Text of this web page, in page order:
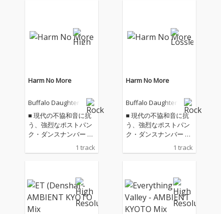
Harm No More
Buffalo Daughter
■ 現代の不協和音に抗
う、強烈なポストパン
ク・ダンスナンバー 20
23年のシングル以来、
約3年ぶりの新曲とな
ースのハーモニクスか
ら幕を開け、執拗なま
でにグルーヴィーなビ
ートへとビルドアップ
1 track
Harm No More
Buffalo Daughter
■ 現代の不協和音に抗
う、強烈なポストパン
ク・ダンスナンバー 20
23年のシングル以来、
約3年ぶりの新曲とな
ースのハーモニクスか
ら幕を開け、執拗なま
でにグルーヴィーなビ
ートへとビルドアップ
1 track